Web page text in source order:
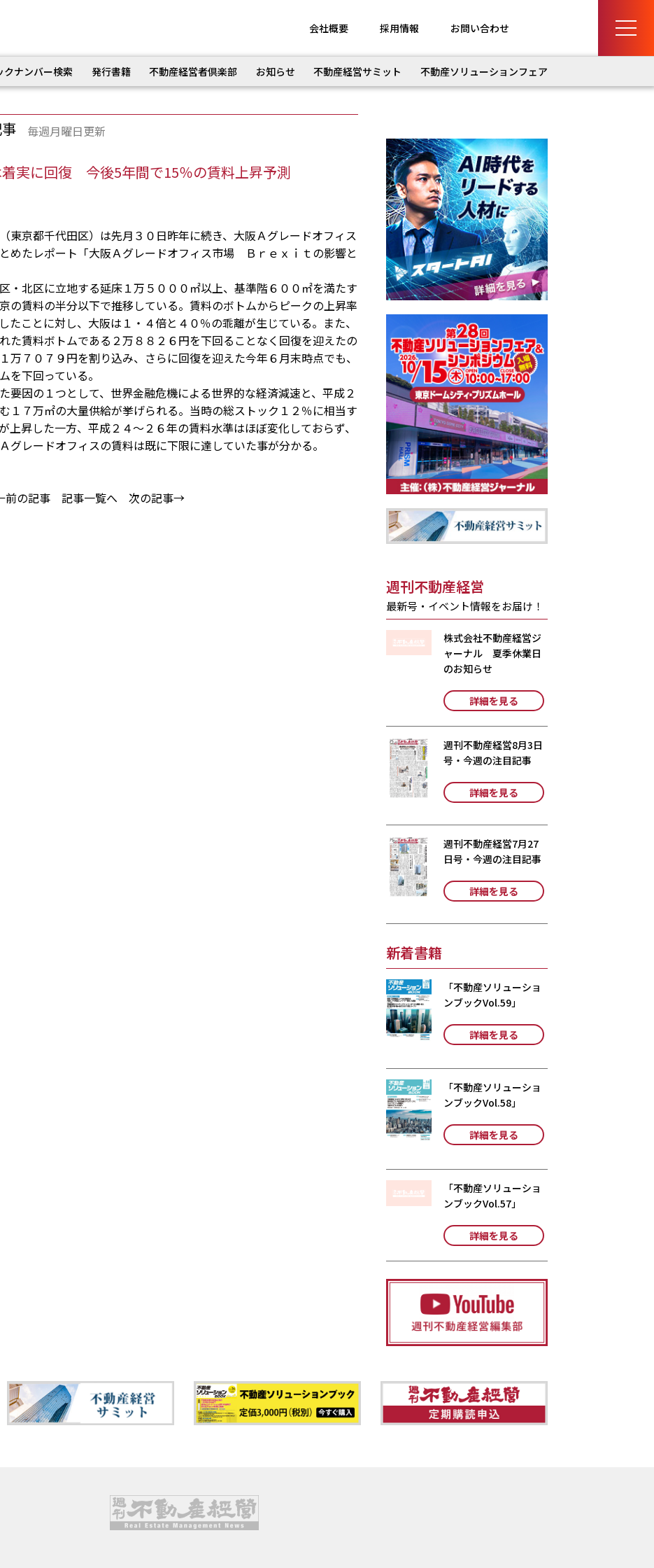
会社概要 採用情報 お問い合わせ
クナンバー検索 発行書籍 不動産経営者倶楽部 お知らせ 不動産経営サミット 不動産ソリューションフェア
毎週月曜日更新
実に回復 今後5年間で15％の賃料上昇予測
東京都千代田区）は先月３０日昨年に続き、大阪Ａグレードオフィス
めたレポート「大阪Ａグレードオフィス市場 Ｂｒｅｘｉｔの影響と
・北区に立地する延床１万５０００㎡以上、基準階６００㎡を満たす
の賃料の半分以下で推移している。賃料のボトムからピークの上昇率
たことに対し、大阪は１・４倍と４０％の乖離が生じている。また、
た賃料ボトムである２万８８２６円を下回ることなく回復を迎えたの
万７０７９円を割り込み、さらに回復を迎えた今年６月末時点でも、
を下回っている。
要因の１つとして、世界金融危機による世界的な経済減速と、平成２
１７万㎡の大量供給が挙げられる。当時の総ストック１２％に相当す
上昇した一方、平成２４～２６年の賃料水準はほぼ変化しておらず、
グレードオフィスの賃料は既に下限に達していた事が分かる。
の記事 記事一覧へ 次の記事→
週刊不動産経営
最新号・イベント情報をお届け！
株式会社不動産経営ジ
ャーナル 夏季休業日
のお知らせ
詳細を見る
週刊不動産経営8月3日
号・今週の注目記事
詳細を見る
週刊不動産経営7月27
日号・今週の注目記事
詳細を見る
新着書籍
「不動産ソリューショ
ンブックVol.59」
詳細を見る
「不動産ソリューショ
ンブックVol.58」
詳細を見る
「不動産ソリューショ
ンブックVol.57」
詳細を見る